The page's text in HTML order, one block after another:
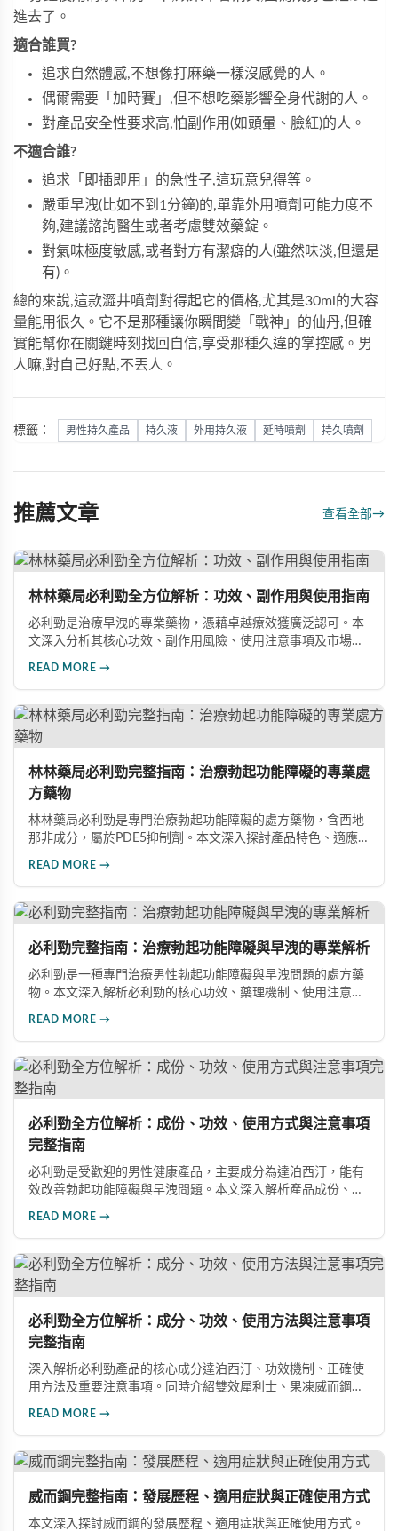
進去了。
適合誰買?
追求自然體感,不想像打麻藥一樣沒感覺的人。
偶爾需要「加時賽」,但不想吃藥影響全身代謝的人。
對產品安全性要求高,怕副作用(如頭暈、臉紅)的人。
不適合誰?
追求「即插即用」的急性子,這玩意兒得等。
嚴重早洩(比如不到1分鐘)的,單靠外用噴劑可能力度不
夠,建議諮詢醫生或者考慮雙效藥錠。
對氣味極度敏感,或者對方有潔癖的人(雖然味淡,但還是
有)。
總的來說,這款澀井噴劑對得起它的價格,尤其是30ml的大容
量能用很久。它不是那種讓你瞬間變「戰神」的仙丹,但確
實能幫你在關鍵時刻找回自信,享受那種久違的掌控感。男
人嘛,對自己好點,不丟人。
標籤： 男性持久產品 持久液 外用持久液 延時噴劑 持久噴劑
推薦文章 查看全部→
林林藥局必利勁全方位解析：功效、副作用與使用指南
必利勁是治療早洩的專業藥物，憑藉卓越療效獲廣泛認可。本
文深入分析其核心功效、副作用風險、使用注意事項及市場發
READ MORE →
林林藥局必利勁完整指南：治療勃起功能障礙的專業處
方藥物
林林藥局必利勁是專門治療勃起功能障礙的處方藥物，含西地
那非成分，屬於PDE5抑制劑。本文深入探討產品特色、適應
READ MORE →
必利勁完整指南：治療勃起功能障礙與早洩的專業解析
必利勁是一種專門治療男性勃起功能障礙與早洩問題的處方藥
物。本文深入解析必利勁的核心功效、藥理機制、使用注意事
READ MORE →
必利勁全方位解析：成份、功效、使用方式與注意事項
完整指南
必利勁是受歡迎的男性健康產品，主要成分為達泊西汀，能有
效改善勃起功能障礙與早洩問題。本文深入解析產品成份、功
READ MORE →
必利勁全方位解析：成分、功效、使用方法與注意事項
完整指南
深入解析必利勁產品的核心成分達泊西汀、功效機制、正確使
用方法及重要注意事項。同時介紹雙效犀利士、果凍威而鋼雙
READ MORE →
威而鋼完整指南：發展歷程、適用症狀與正確使用方式
本文深入探討威而鋼的發展歷程、適用症狀與正確使用方式。